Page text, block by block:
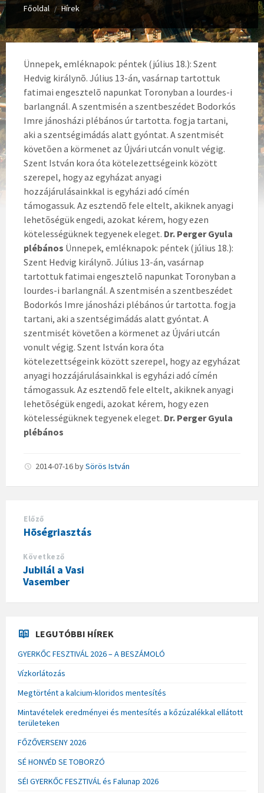
Főoldal / Hírek
Ünnepek, emléknapok: péntek (július 18.): Szent
Hedvig királynõ. Július 13-án, vasárnap tartottuk
fatimai engesztelõ napunkat Toronyban a lourdes-i
barlangnál. A szentmisén a szentbeszédet Bodorkós
Imre jánosházi plébános úr tartotta. fogja tartani,
aki a szentségimádás alatt gyóntat. A szentmisét
követõen a körmenet az Újvári utcán vonult végig.
Szent István kora óta kötelezettségeink között
szerepel, hogy az egyházat anyagi
hozzájárulásainkkal is egyházi adó címén
támogassuk. Az esztendõ fele eltelt, akiknek anyagi
lehetõségük engedi, azokat kérem, hogy ezen
kötelességüknek tegyenek eleget. Dr. Perger Gyula
plébános Ünnepek, emléknapok: péntek (július 18.):
Szent Hedvig királynõ. Július 13-án, vasárnap
tartottuk fatimai engesztelõ napunkat Toronyban a
lourdes-i barlangnál. A szentmisén a szentbeszédet
Bodorkós Imre jánosházi plébános úr tartotta. fogja
tartani, aki a szentségimádás alatt gyóntat. A
szentmisét követõen a körmenet az Újvári utcán
vonult végig. Szent István kora óta
kötelezettségeink között szerepel, hogy az egyházat
anyagi hozzájárulásainkkal is egyházi adó címén
támogassuk. Az esztendõ fele eltelt, akiknek anyagi
lehetõségük engedi, azokat kérem, hogy ezen
kötelességüknek tegyenek eleget. Dr. Perger Gyula
plébános
2014-07-16bySörös István
Előző
Hõségriasztás
Következő
Jubilál a Vasi
Vasember
LEGUTÓBBI HÍREK
GYERKŐC FESZTIVÁL 2026 – A BESZÁMOLÓ
Vízkorlátozás
Megtörtént a kalcium-kloridos mentesítés
Mintavételek eredményei és mentesítés a kőzúzalékkal ellátott
területeken
FŐZŐVERSENY 2026
SÉ HONVÉD SE TOBORZÓ
SÉI GYERKŐC FESZTIVÁL és Falunap 2026